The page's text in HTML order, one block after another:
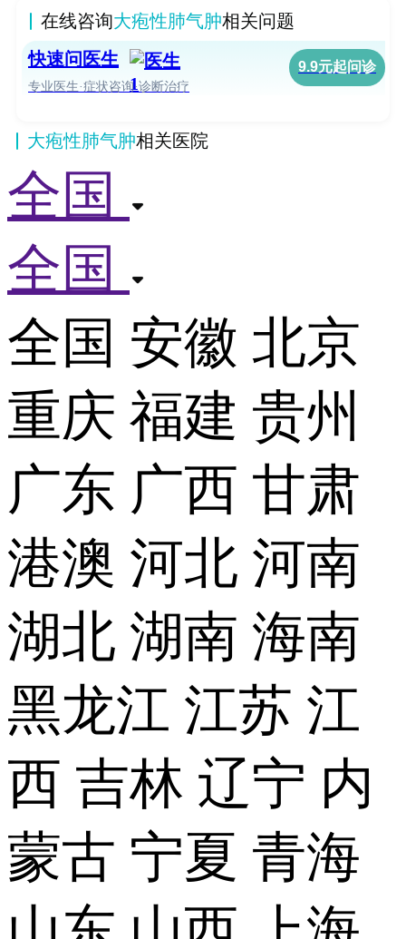
在线咨询大疱性肺气肿相关问题
快速问医生
专业医生·症状咨询·诊断治疗
9.9元起问诊
大疱性肺气肿相关医院
全国
全国
全国 安徽 北京
重庆 福建 贵州
广东 广西 甘肃
港澳 河北 河南
湖北 湖南 海南
黑龙江 江苏 江
西 吉林 辽宁 内
蒙古 宁夏 青海